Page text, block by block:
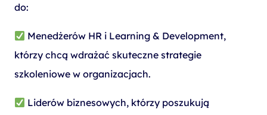
do:
Menedżerów HR i Learning & Development,
którzy chcą wdrażać skuteczne strategie
szkoleniowe w organizacjach.
Liderów biznesowych, którzy poszukują